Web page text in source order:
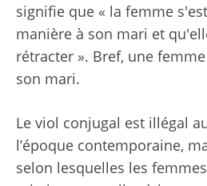
signifie que « la femme
manière à son mari et
rétracter ». Bref, une
son mari.
Le viol conjugal est illégal
l’époque contemporaine,
selon lesquelles les